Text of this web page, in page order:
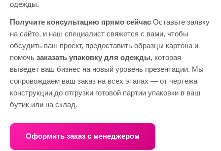
одежды.
Получите консультацию прямо сейчас Оставьте заявку
на сайте, и наш специалист свяжется с вами, чтобы
обсудить ваш проект, предоставить образцы картона и
помочь заказать упаковку для одежды, которая
выведет ваш бизнес на новый уровень презентации. Мы
сопровождаем ваш заказ на всех этапах — от чертежа
конструкции до отгрузки готовой партии упаковки в ваш
бутик или на склад.
Оформить заказ с менеджером